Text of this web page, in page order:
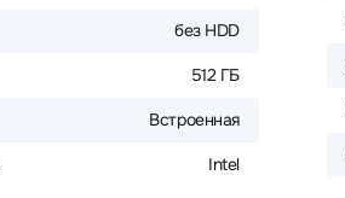
без HDD
512 ГБ
Встроенная
Intel